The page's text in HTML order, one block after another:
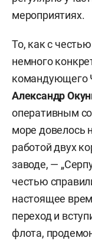
мероприятиях.
То, как с
немного
командующего
Александр
оперативным
море довелось
работой двух
заводе, —
честью
настоящее
переход и
флота,